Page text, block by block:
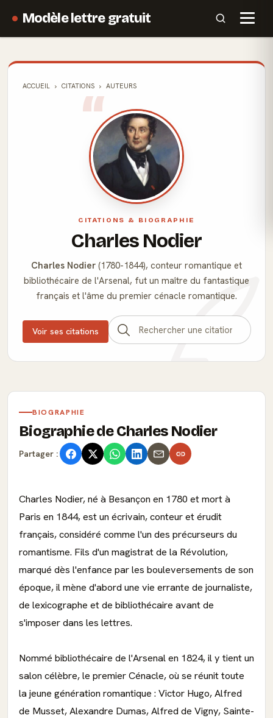
Modèle lettre gratuit
ACCUEIL CITATIONS AUTEURS
CITATIONS & BIOGRAPHIE
Charles Nodier
Charles Nodier (1780-1844), conteur romantique et
bibliothécaire de l'Arsenal, fut un maître du fantastique
français et l'âme du premier cénacle romantique.
Voir ses citations
BIOGRAPHIE
Biographie de Charles Nodier
Partager :
Charles Nodier, né à Besançon en 1780 et mort à
Paris en 1844, est un écrivain, conteur et érudit
français, considéré comme l'un des précurseurs du
romantisme. Fils d'un magistrat de la Révolution,
marqué dès l'enfance par les bouleversements de son
époque, il mène d'abord une vie errante de journaliste,
de lexicographe et de bibliothécaire avant de
s'imposer dans les lettres.
Nommé bibliothécaire de l'Arsenal en 1824, il y tient un
salon célèbre, le premier Cénacle, où se réunit toute
la jeune génération romantique : Victor Hugo, Alfred
de Musset, Alexandre Dumas, Alfred de Vigny, Sainte-